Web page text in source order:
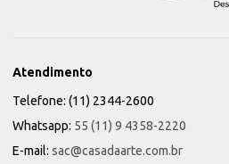
Atendimento
Telefone: (11) 2344-2600
Whatsapp: 55 (11) 9 4358-2220
E-mail: sac@casadaarte.com.br